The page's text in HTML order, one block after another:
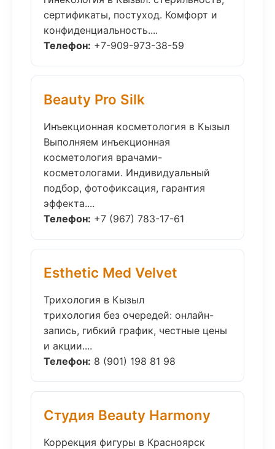
сертификаты, постуход. Комфорт и
конфиденциальность....
Телефон: +7-909-973-38-59
Beauty Pro Silk
Инъекционная косметология в Кызыл
Выполняем инъекционная
косметология врачами-
косметологами. Индивидуальный
подбор, фотофиксация, гарантия
эффекта....
Телефон: +7 (967) 783-17-61
Esthetic Med Velvet
Трихология в Кызыл
трихология без очередей: онлайн-
запись, гибкий график, честные цены
и акции....
Телефон: 8 (901) 198 81 98
Студия Beauty Harmony
Коррекция фигуры в Красноярск